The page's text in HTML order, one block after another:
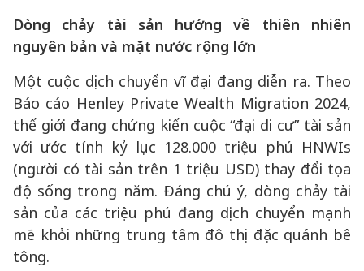
Dòng chảy tài sản hướng về thiên nhiên
nguyên bản và mặt nước rộng lớn
Một cuộc dịch chuyển vĩ đại đang diễn ra. Theo
Báo cáo Henley Private Wealth Migration 2024,
thế giới đang chứng kiến cuộc “đại di cư” tài sản
với ước tính kỷ lục 128.000 triệu phú HNWIs
(người có tài sản trên 1 triệu USD) thay đổi tọa
độ sống trong năm. Đáng chú ý, dòng chảy tài
sản của các triệu phú đang dịch chuyển mạnh
mẽ khỏi những trung tâm đô thị đặc quánh bê
tông.